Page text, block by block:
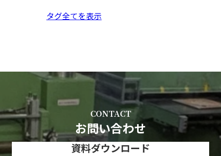
タグ全てを表示
CONTACT
お問い合わせ
資料ダウンロード